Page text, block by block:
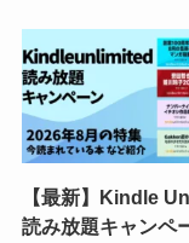
育てまで。数百円
ップデート
【最新】Kindle
読み放題キャンペ